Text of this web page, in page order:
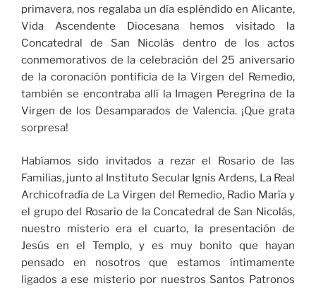
primavera, nos regalaba un día espléndido en Alicante,
Vida Ascendente Diocesana hemos visitado la
Concatedral de San Nicolás dentro de los actos
conmemorativos de la celebración del 25 aniversario
de la coronación pontificia de la Virgen del Remedio,
también se encontraba allí la Imagen Peregrina de la
Virgen de los Desamparados de Valencia. ¡Que grata
sorpresa!
Habíamos sido invitados a rezar el Rosario de las
Familias, junto al Instituto Secular Ignis Ardens, La Real
Archicofradía de La Virgen del Remedio, Radio María y
el grupo del Rosario de la Concatedral de San Nicolás,
nuestro misterio era el cuarto, la presentación de
Jesús en el Templo, y es muy bonito que hayan
pensado en nosotros que estamos íntimamente
ligados a ese misterio por nuestros Santos Patronos